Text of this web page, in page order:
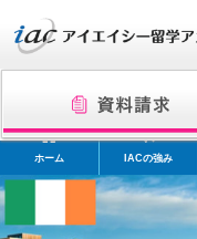
ホーム IACの強み